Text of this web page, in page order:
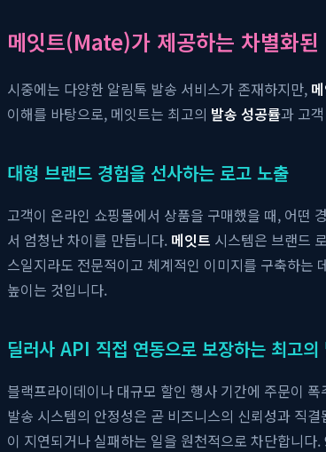
메잇트(Mate)가 제공하는 차별화된
시중에는 다양한 알림톡 발송 서비스가 존재하지만,
이해를 바탕으로, 메잇트는 최고의 발송 성공률과 고
대형 브랜드 경험을 선사하는 로고 노출
고객이 온라인 쇼핑몰에서 상품을 구매했을 때, 어떤
서 엄청난 차이를 만듭니다. 메잇트 시스템은 브랜드
스일지라도 전문적이고 체계적인 이미지를 구축하는
높이는 것입니다.
딜러사 API 직접 연동으로 보장하는 최고의
블랙프라이데이나 대규모 할인 행사 기간에 주문이
발송 시스템의 안정성은 곧 비즈니스의 신뢰성과 직결
이 지연되거나 실패하는 일을 원천적으로 차단합니다